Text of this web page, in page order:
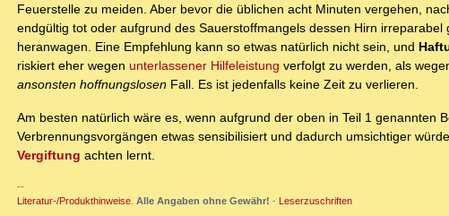
Feuerstelle zu meiden. Aber bevor die üblichen acht Minuten vergehen,
endgültig tot oder aufgrund des Sauerstoffmangels dessen Hirn
heranwagen. Eine Empfehlung kann so etwas natürlich nicht sein, und
riskiert eher wegen unterlassener Hilfeleistung verfolgt zu werden, als
ansonsten hoffnungslosen Fall. Es ist jedenfalls keine Zeit zu verlieren.
Am besten natürlich wäre es, wenn aufgrund der oben in Teil 1 genannten
Verbrennungsvorgängen etwas sensibilisiert und dadurch umsichtiger
Vergiftung achten lernt.
--
Literatur-/Produkthinweise. Alle Angaben ohne Gewähr! - Leserzuschriften